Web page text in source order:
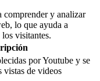
comprender y analizar
lo que ayuda a
visitantes.
por Youtube y se
vistas de videos